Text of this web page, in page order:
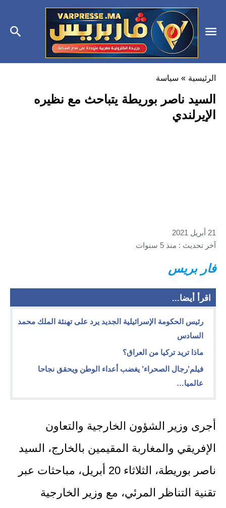
الرئيسية » سياسة
السيد ناصر بوريطة يتباحث مع نظيره
الإيرلندي
21 أبريل 2021
آخر تحديث : منذ 5 سنوات
فار بريس
اقرأ أيضا...
رئيس الحكومة الإسرائيلية الجديد يرد على تهنئة الملك محمد
السادس
ماذا تريد تركيا من العراق؟
فيلم’رجال الصحراء’ يغضب أعداء الوطن ويحقق نجاحا
عالميا…
أجرى وزير الشؤون الخارجية والتعاون
الإفريقي والمغاربة المقيمين بالخارج، السيد
ناصر بوريطة، الثلاثاء 20 أبريل، مباحثات عبر
تقنية التناظر المرئي، مع وزير الخارجية